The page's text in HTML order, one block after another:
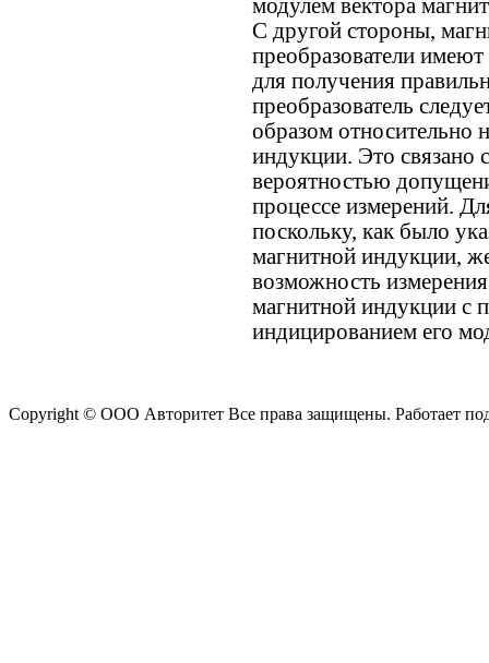
модулем вектора
С другой стороны,
преобразователи
для получения
преобразователь
образом относительно
индукции. Это связано
вероятностью
процессе измерений.
поскольку, как было
магнитной индукции,
возможность
магнитной индукции с
индицированием его
Copyright © ООО Авторитет Все права защищены. Работает